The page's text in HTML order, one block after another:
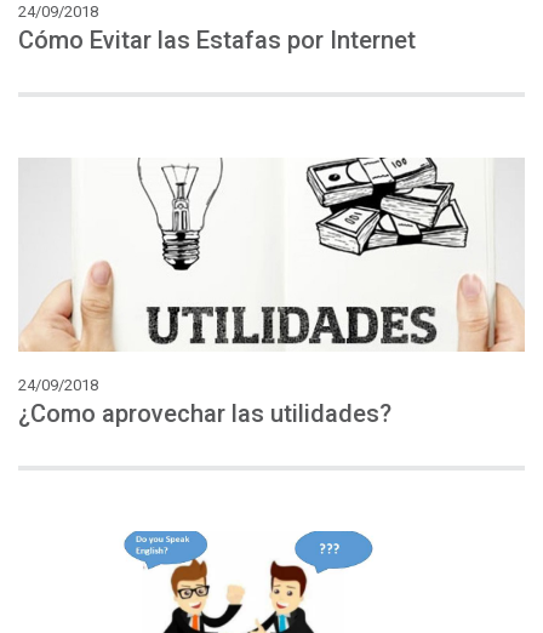
24/09/2018
Cómo Evitar las Estafas por Internet
24/09/2018
¿Como aprovechar las utilidades?